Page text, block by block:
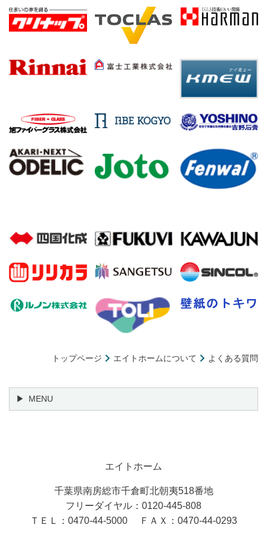
トップページ エイトホームについて よくある質問
MENU
エイトホーム
千葉県南房総市千倉町北朝夷518番地
フリーダイヤル：0120-445-808
ＴＥＬ：0470-44-5000 ＦＡＸ：0470-44-0293